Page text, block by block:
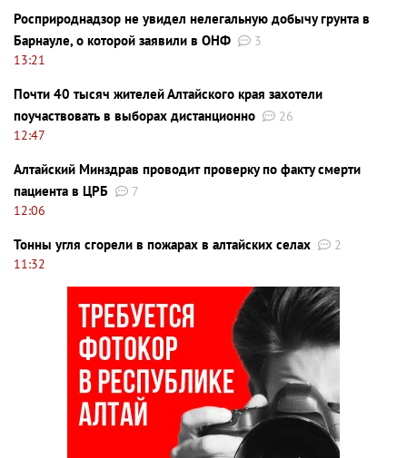
Росприроднадзор не увидел нелегальную добычу грунта в
Барнауле, о которой заявили в ОНФ
3
13:21
Почти 40 тысяч жителей Алтайского края захотели
поучаствовать в выборах дистанционно
26
12:47
Алтайский Минздрав проводит проверку по факту смерти
пациента в ЦРБ
7
12:06
Тонны угля сгорели в пожарах в алтайских селах
2
11:32